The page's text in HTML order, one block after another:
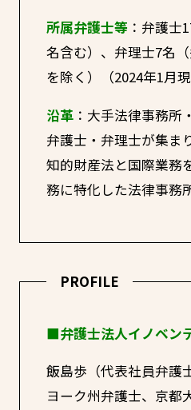
所属弁護士等 ：弁護士
名含む）、弁理士7名
を除く）（2024年1月現
沿革 ：大手法律事務所
弁護士・弁理士が集ま
知的財産法と国際業務
務に特化した法律事務
PROFILE
■弁護士法人イノベン
飯島歩（代表社員弁護
ヨーク州弁護士、京都